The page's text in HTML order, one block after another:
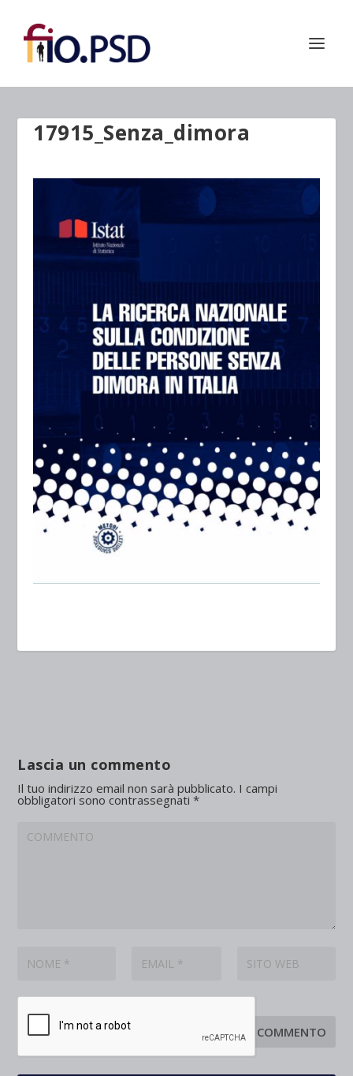
17915_Senza_dimora
Lascia un commento
Il tuo indirizzo email non sarà pubblicato. I campi
obbligatori sono contrassegnati*